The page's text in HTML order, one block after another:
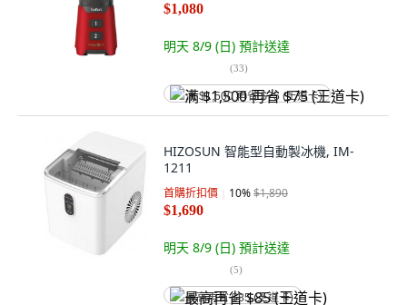
$1,080
明天 8/9 (日) 預計送達
(33)
满 $1,500 再省 $75 (王道卡)
HIZOSUN 智能型自動製冰機, IM-
1211
首購折扣價 10%$1,890
$1,690
明天 8/9 (日) 預計送達
(5)
最高再省 $85 (王道卡)